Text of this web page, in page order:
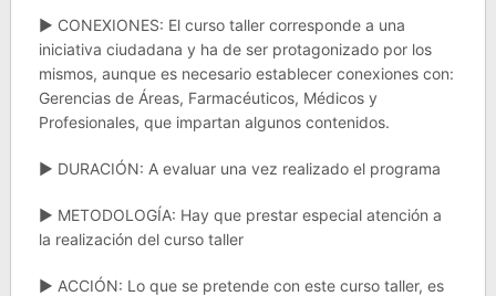
► CONEXIONES: El curso taller corresponde a una
iniciativa ciudadana y ha de ser protagonizado por los
mismos, aunque es necesario establecer conexiones con:
Gerencias de Áreas, Farmacéuticos, Médicos y
Profesionales, que impartan algunos contenidos.
► DURACIÓN: A evaluar una vez realizado el programa
► METODOLOGÍA: Hay que prestar especial atención a
la realización del curso taller
► ACCIÓN: Lo que se pretende con este curso taller, es